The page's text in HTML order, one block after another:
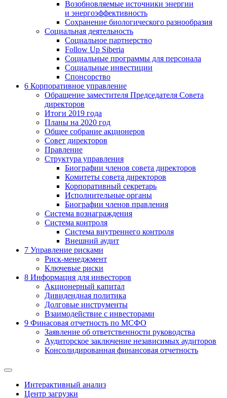
Возобновляемые источники энергии
и энергоэффективность
Сохранение биологического разнообразия
Социальная деятельность
Социальное партнерство
Follow Up Siberia
Социальные программы для персонала
Социальные инвестиции
Спонсорство
6 Корпоративное управление
Обращение заместителя Председателя Совета
директоров
Итоги 2019 года
Планы на 2020 год
Общее собрание акционеров
Совет директоров
Правление
Структура управления
Биографии членов совета директоров
Комитеты совета директоров
Корпоративный секретарь
Исполнительные органы
Биографии членов правления
Система вознаграждения
Система контроля
Система внутреннего контроля
Внешний аудит
7 Управление рисками
Риск-менеджмент
Ключевые риски
8 Информация для инвесторов
Акционерный капитал
Дивидендная политика
Долговые инструменты
Взаимодействие с инвеcторами
9 Финасовая отчетность по МСФО
Заявление об ответственности руководства
Аудиторское заключение независимых аудиторов
Консолидированная финансовая отчетность
Интерактивный анализ
Центр загрузки